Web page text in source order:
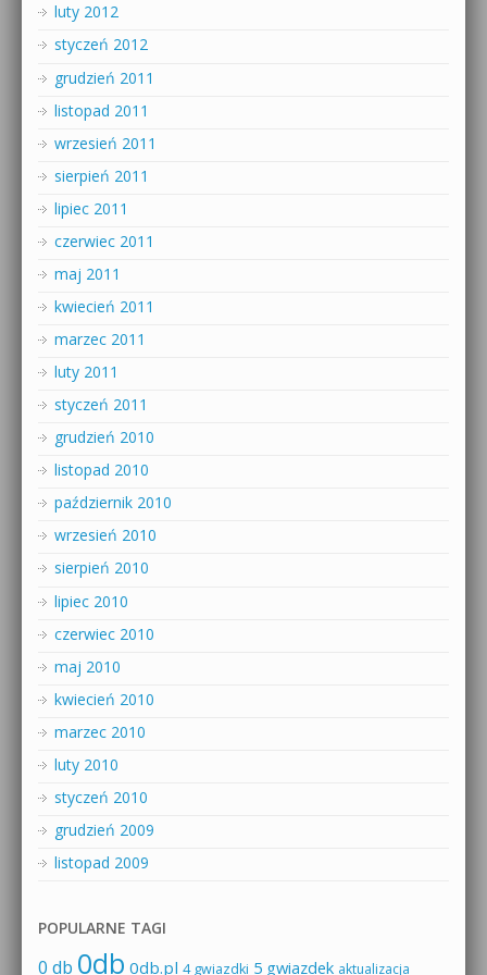
luty 2012
styczeń 2012
grudzień 2011
listopad 2011
wrzesień 2011
sierpień 2011
lipiec 2011
czerwiec 2011
maj 2011
kwiecień 2011
marzec 2011
luty 2011
styczeń 2011
grudzień 2010
listopad 2010
październik 2010
wrzesień 2010
sierpień 2010
lipiec 2010
czerwiec 2010
maj 2010
kwiecień 2010
marzec 2010
luty 2010
styczeń 2010
grudzień 2009
listopad 2009
POPULARNE TAGI
0 db 0db 0db.pl 4 gwiazdki 5 gwiazdek aktualizacja